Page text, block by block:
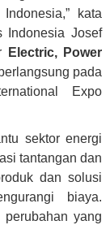
kata
Indonesia Josef
Electric, Power
pada
Expo
sektor energi
tantangan dan
dan solusi
biaya.
yang